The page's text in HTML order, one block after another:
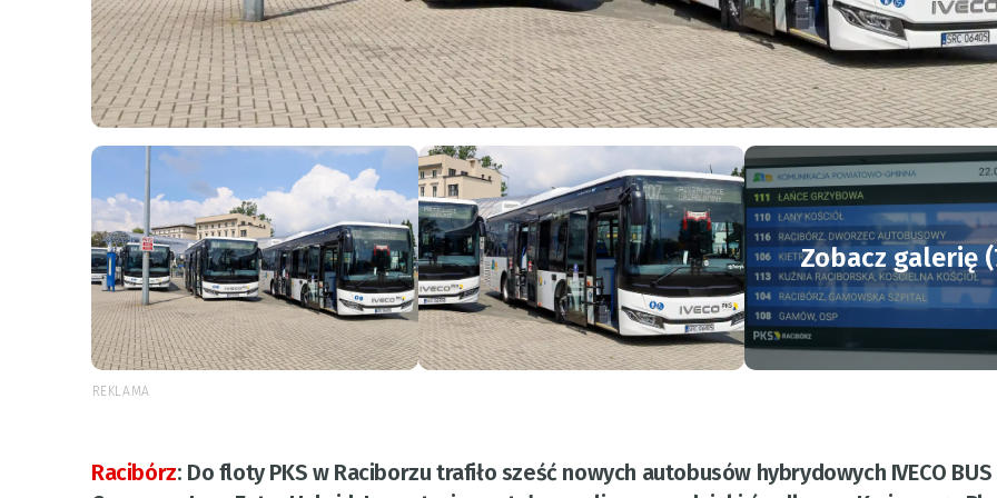
Zobacz galerię
REKLAMA
Racibórz: Do floty PKS w Raciborzu trafiło sześć nowych autobusów hybrydowych IVECO BUS